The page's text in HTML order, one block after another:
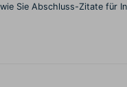
wie Sie Abschluss-Zitate für